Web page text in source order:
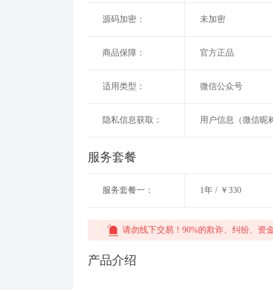
源码加密： 未加密
商品保障： 官方正品
适用类型： 微信公众号
隐私信息获取： 用户信息（微信昵
服务套餐
服务套餐一： 1年 / ￥330
请勿线下交易！90%的欺诈、纠纷、资
产品介绍